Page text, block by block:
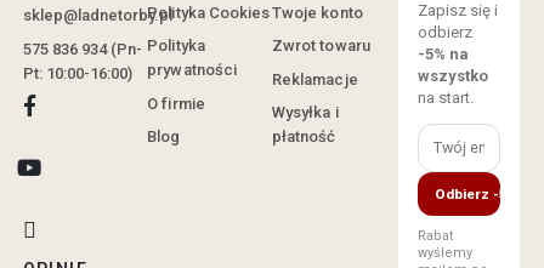
sklep@ladnetorby.pl
575 836 934 (Pn-
Pt: 10:00-16:00)
Polityka Cookies
Polityka
prywatności
O firmie
Blog
Twoje konto
Zwrot towaru
Reklamacje
Wysyłka i
płatność
Zapisz się i
odbierz
-5% na
wszystko
na start.
Odbierz -5%
Rabat
wyślemy